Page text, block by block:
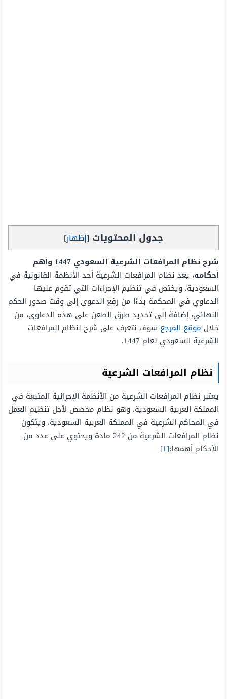
جدول المحتويات [إظهار]
شرح نظام المرافعات الشرعية السعودي 1447 وأهم
أحكامه، يعد نظام المرافعات الشرعية أحد الأنظمة القانونية في
السعودية، ويختص في تنظيم الإجراءات التي تقوم عليها
الدعاوي في المحكمة بدءًا من رفع الدعوى إلى وقت صدور الحكم
النهائي، إضافة إلى تحديد طرق الطعن على هذه الدعاوى، من
خلال موقع المرجع سوف نتعرف على شرح لنظام المرافعات
الشرعية السعودي لعام 1447.
نظام المرافعات الشرعية
يعتبر نظام المرافعات الشرعية من الأنظمة الإجرائية المتبعة في
المملكة العربية السعودية، وهو نظام مخصص لأجل تنظيم العمل
في المحاكم الشرعية في المملكة العربية السعودية، ويتكون
نظام المرافعات الشرعية من 242 مادة ويحتوي على عدد من
الأحكام أهمها:[1]